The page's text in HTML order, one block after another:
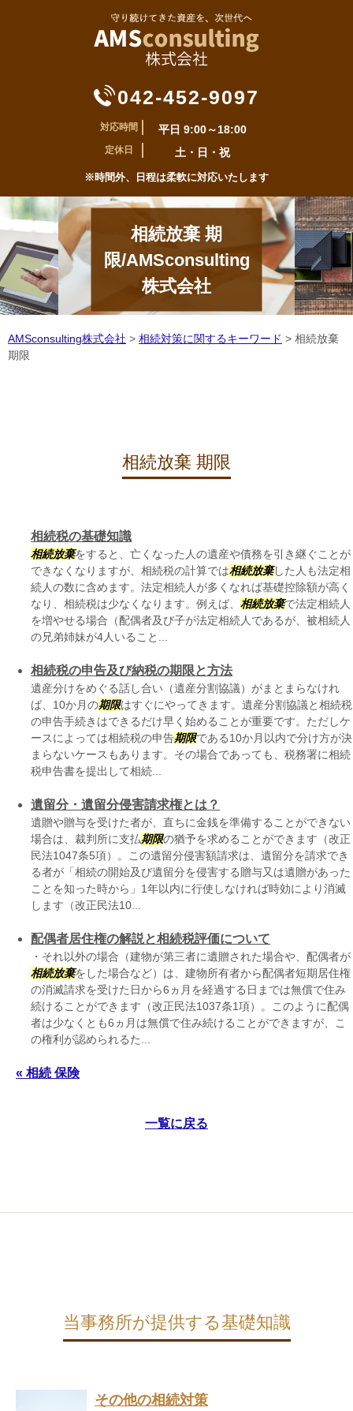
042-452-9097
対応時間 平日 9:00～18:00
定休日 土・日・祝
※時間外、日程は柔軟に対応いたします
相続放棄 期
限/AMSconsulting
株式会社
AMSconsulting株式会社 > 相続対策に関するキーワード > 相続放棄
期限
相続放棄 期限
相続税の基礎知識
相続放棄をすると、亡くなった人の遺産や債務を引き継ぐことが
できなくなりますが、相続税の計算では相続放棄した人も法定相
続人の数に含めます。法定相続人が多くなれば基礎控除額が高く
なり、相続税は少なくなります。例えば、相続放棄で法定相続人
を増やせる場合（配偶者及び子が法定相続人であるが、被相続人
の兄弟姉妹が4人いること...
相続税の申告及び納税の期限と方法
遺産分けをめぐる話し合い（遺産分割協議）がまとまらなけれ
ば、10か月の期限はすぐにやってきます。遺産分割協議と相続税
の申告手続きはできるだけ早く始めることが重要です。ただしケ
ースによっては相続税の申告期限である10か月以内で分け方が決
まらないケースもあります。その場合であっても、税務署に相続
税申告書を提出して相続...
遺留分・遺留分侵害請求権とは？
遺贈や贈与を受けた者が、直ちに金銭を準備することができない
場合は、裁判所に支払期限の猶予を求めることができます（改正
民法1047条5項）。この遺留分侵害額請求は、遺留分を請求でき
る者が「相続の開始及び遺留分を侵害する贈与又は遺贈があった
ことを知った時から」1年以内に行使しなければ時効により消滅
します（改正民法10...
配偶者居住権の解説と相続税評価について
・それ以外の場合（建物が第三者に遺贈された場合や、配偶者が
相続放棄をした場合など）は、建物所有者から配偶者短期居住権
の消滅請求を受けた日から6ヵ月を経過する日までは無償で住み
続けることができます（改正民法1037条1項）。このように配偶
者は少なくとも6ヵ月は無償で住み続けることができますが、こ
の権利が認められるた...
« 相続 保険
一覧に戻る
当事務所が提供する基礎知識
その他の相続対策